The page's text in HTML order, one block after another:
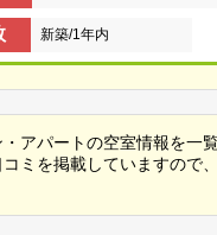
新築/1年内
アパートの空室情報を一
ミを掲載していますので